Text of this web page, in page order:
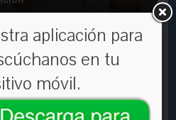
30 Aug, 2022
1561
En Contactoaplicación para
en tu
móvil.